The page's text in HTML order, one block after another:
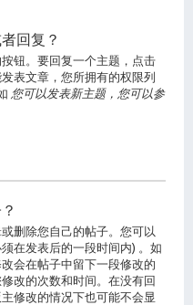
回复？
钮。要回复一个主题，点击
表文章，您所拥有的权限列
您可以发表新主题，您可以参
删除您自己的帖子。您可以
在发表后的一段时间内) 。如
会在帖子中留下一段修改的
改的次数和时间。在没有回
修改的情况下也可能不会显